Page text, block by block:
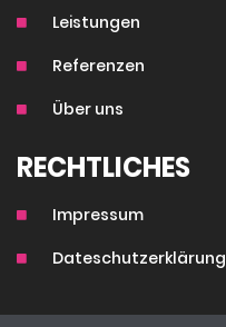
Leistungen
Referenzen
Über uns
RECHTLICHES
Impressum
Dateschutzerklärung